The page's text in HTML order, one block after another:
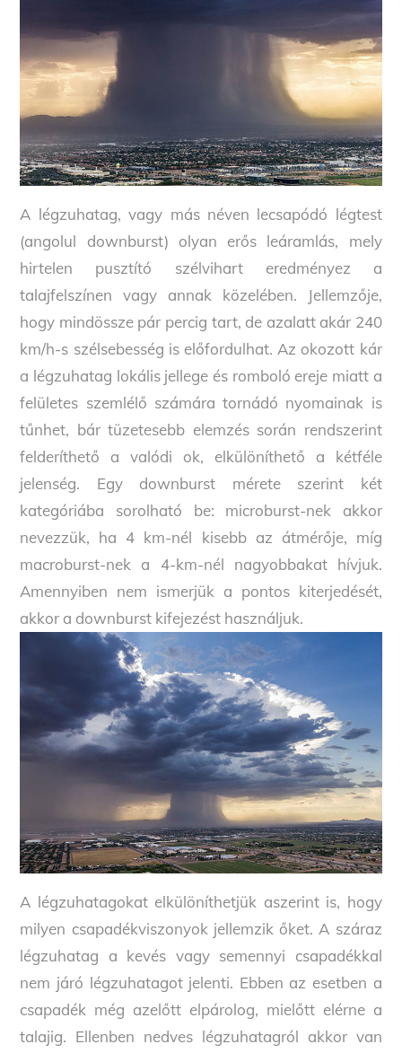
A légzuhatag, vagy más néven lecsapódó légtest
(angolul downburst) olyan erős leáramlás, mely
hirtelen pusztító szélvihart eredményez a
talajfelszínen vagy annak közelében. Jellemzője,
hogy mindössze pár percig tart, de azalatt akár 240
km/h-s szélsebesség is előfordulhat. Az okozott kár
a légzuhatag lokális jellege és romboló ereje miatt a
felületes szemlélő számára tornádó nyomainak is
tűnhet, bár tüzetesebb elemzés során rendszerint
felderíthető a valódi ok, elkülöníthető a kétféle
jelenség. Egy downburst mérete szerint két
kategóriába sorolható be: microburst-nek akkor
nevezzük, ha 4 km-nél kisebb az átmérője, míg
macroburst-nek a 4-km-nél nagyobbakat hívjuk.
Amennyiben nem ismerjük a pontos kiterjedését,
akkor a downburst kifejezést használjuk.
A légzuhatagokat elkülöníthetjük aszerint is, hogy
milyen csapadékviszonyok jellemzik őket. A száraz
légzuhatag a kevés vagy semennyi csapadékkal
nem járó légzuhatagot jelenti. Ebben az esetben a
csapadék még azelőtt elpárolog, mielőtt elérne a
talajig. Ellenben nedves légzuhatagról akkor van